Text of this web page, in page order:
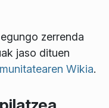
zerrenda
jaso dituen
Wikia.